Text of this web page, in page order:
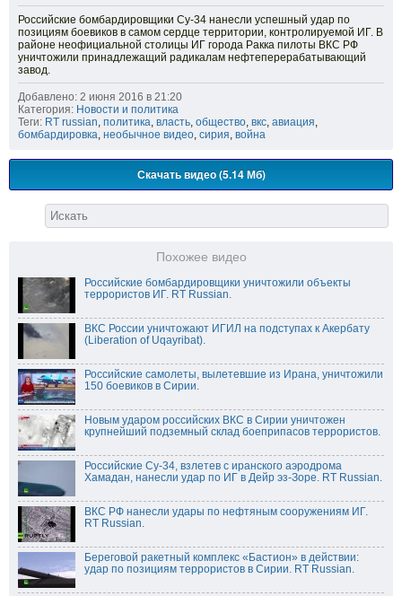
Российские бомбардировщики Су-34 нанесли успешный удар по
позициям боевиков в самом сердце территории, контролируемой ИГ. В
районе неофициальной столицы ИГ города Ракка пилоты ВКС РФ
уничтожили принадлежащий радикалам нефтеперерабатывающий
завод.
Добавлено: 2 июня 2016 в 21:20
Категория: Новости и политика
Теги: RT russian, политика, власть, общество, вкс, авиация,
бомбардировка, необычное видео, сирия, война
Скачать видео (5.14 Мб)
Похожее видео
Российские бомбардировщики уничтожили объекты
террористов ИГ. RT Russian.
ВКС России уничтожают ИГИЛ на подступах к Акербату
(Liberation of Uqayribat).
Российские самолеты, вылетевшие из Ирана, уничтожили
150 боевиков в Сирии.
Новым ударом российских ВКС в Сирии уничтожен
крупнейший подземный склад боеприпасов террористов.
Российские Су-34, взлетев с иранского аэродрома
Хамадан, нанесли удар по ИГ в Дейр эз-Зоре. RT Russian.
ВКС РФ нанесли удары по нефтяным сооружениям ИГ.
RT Russian.
Береговой ракетный комплекс «Бастион» в действии:
удар по позициям террористов в Сирии. RT Russian.